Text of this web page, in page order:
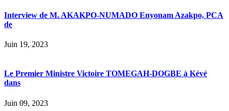
Interview de M. AKAKPO-NUMADO Enyonam Azakpo, PCA
de
Juin 19, 2023
Le Premier Ministre Victoire TOMEGAH-DOGBE à Kévé
dans
Juin 09, 2023